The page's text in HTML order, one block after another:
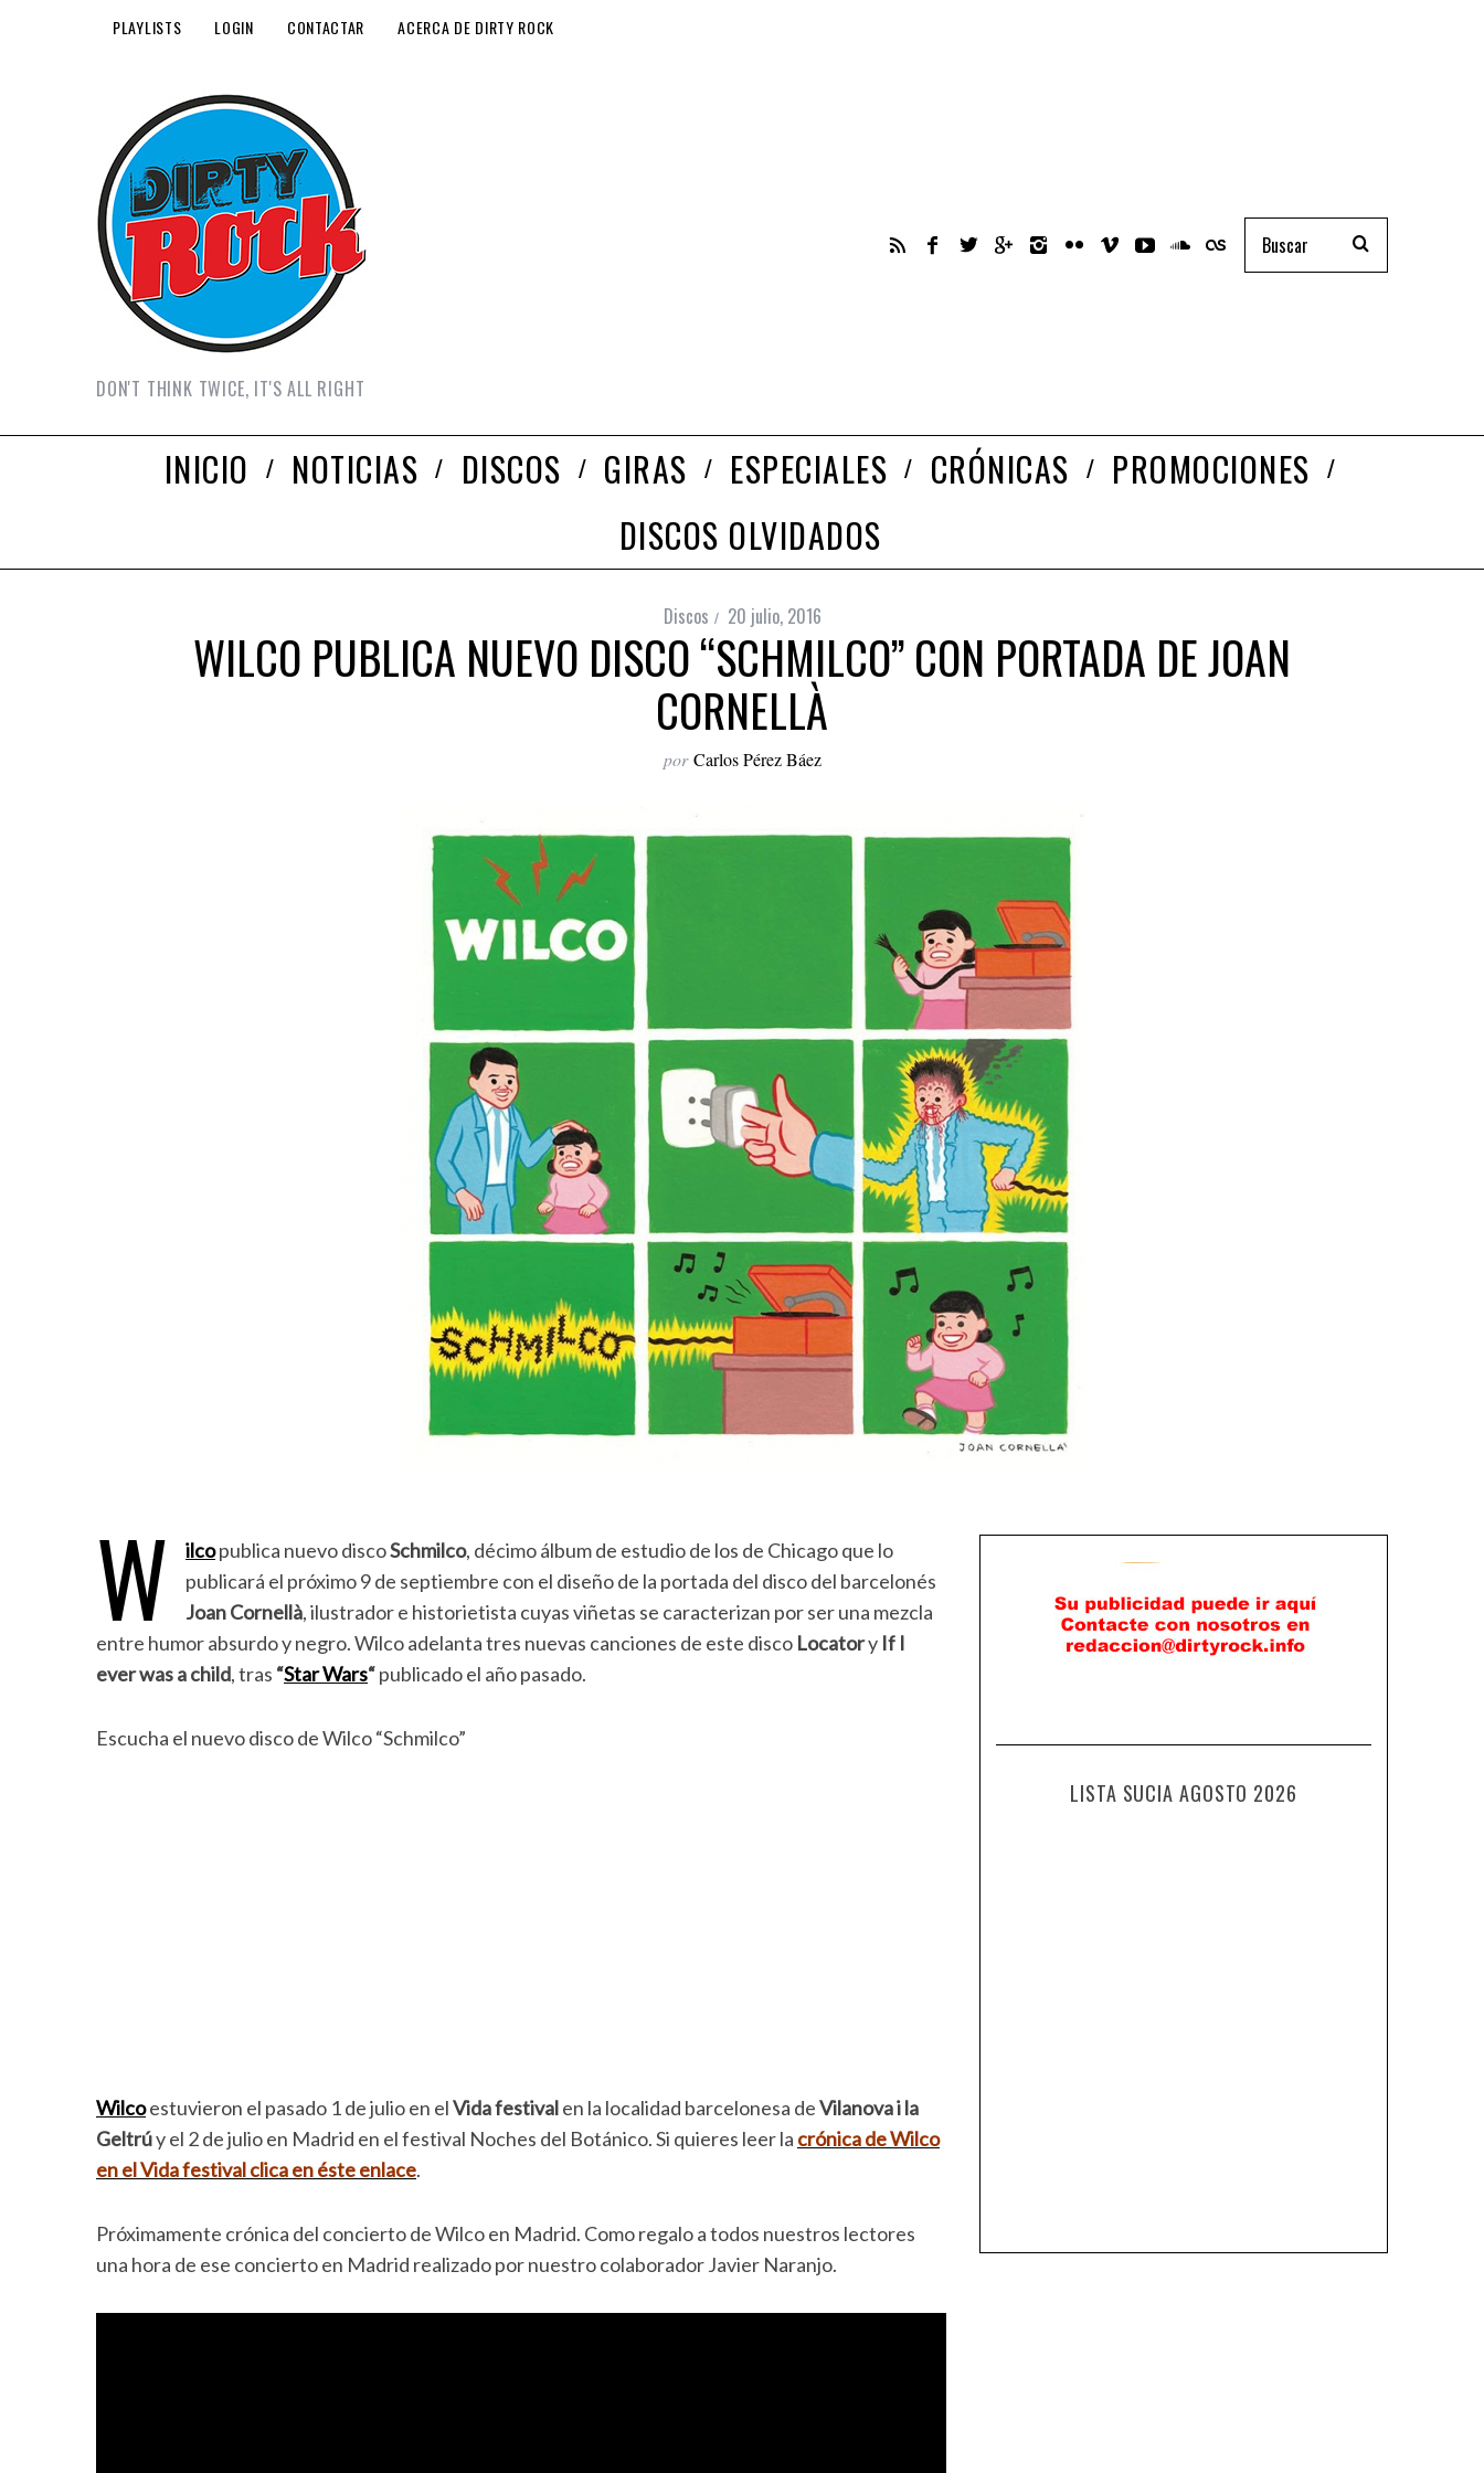
PLAYLISTS LOGIN CONTACTAR ACERCA DE DIRTY ROCK
DON'T THINK TWICE, IT'S ALL RIGHT
INICIO NOTICIAS DISCOS GIRAS ESPECIALES CRÓNICAS
PROMOCIONES
DISCOS OLVIDADOS
Discos 20 julio, 2016
WILCO PUBLICA NUEVO DISCO “SCHMILCO” CON PORTADA DE JOAN
CORNELLÀ
por Carlos Pérez Báez
W ilcopublica nuevo discoSchmilco, décimo álbum de estudio de los de Chicago que lo
publicará el próximo 9 de septiembre con el diseño de la portada del disco del barcelonés
Joan Cornellà, ilustrador e historietista cuyas viñetas se caracterizan por ser una mezcla
entre humor absurdo y negro. Wilco adelanta tres nuevas canciones de este disco Locatory If I
ever was a child, tras “Star Wars“publicado el año pasado.
Escucha el nuevo disco de Wilco “Schmilco”
Wilcoestuvieron el pasado 1 de julio en elVida festivalen la localidad barcelonesa deVilanova i la
Geltrúy el 2 de julio en Madrid en el festival Noches del Botánico. Si quieres leer la crónica de Wilco
en el Vida festival clica en éste enlace.
Próximamente crónica del concierto de Wilco en Madrid. Como regalo a todos nuestros lectores
una hora de ese concierto en Madrid realizado por nuestro colaborador Javier Naranjo.
LISTA SUCIA AGOSTO 2026